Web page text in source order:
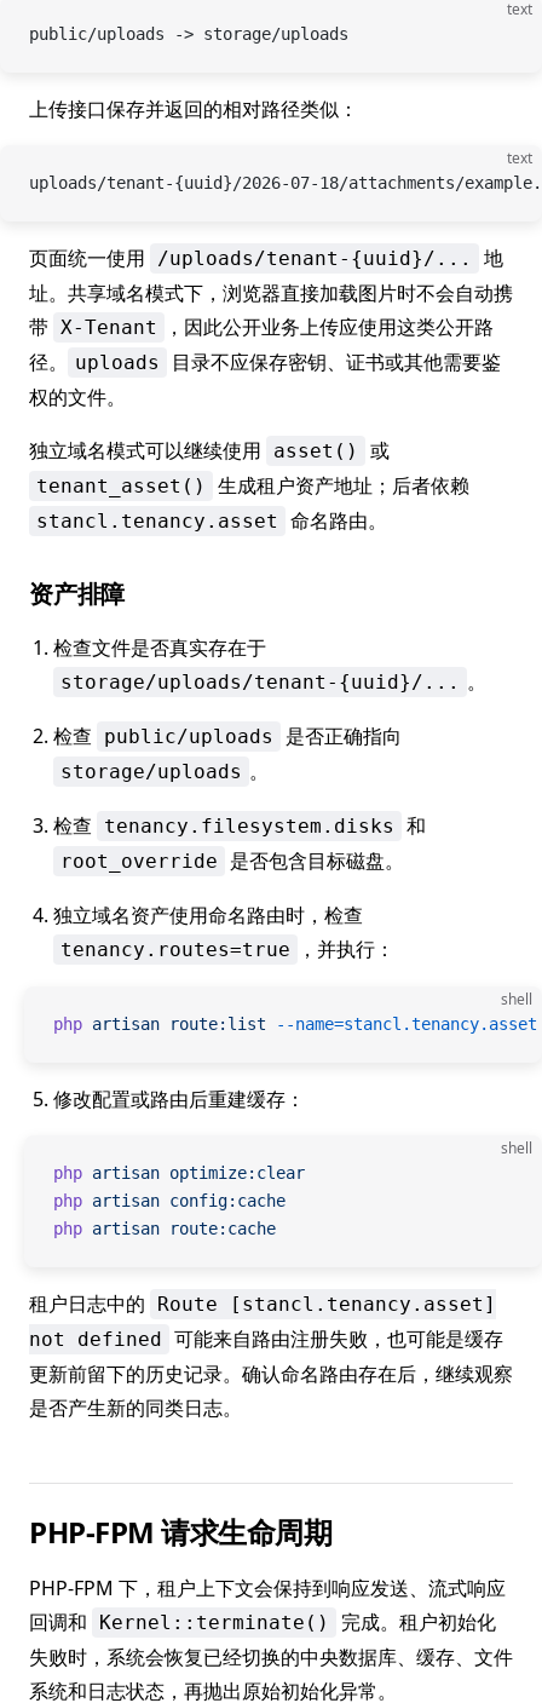
text
public/uploads -> storage/uploads
上传接口保存并返回的相对路径类似：
text
uploads/tenant-{uuid}/2026-07-18/attachments/
页面统一使用 /uploads/tenant-{uuid}/...
地
址。共享域名模式下，浏览器直接加载图片时不会自动携
带 X-Tenant
，因此公开业务上传应使用这类公开路
径。
uploads
目录不应保存密钥、证书或其他需要鉴
权的文件。
独立域名模式可以继续使用
asset() 或
tenant_asset() 生成租户资产地址；后者依赖
stancl.tenancy.asset 命名路由。
资产排障
检查文件是否真实存在于
storage/uploads/tenant-{uuid}/... 。
检查 public/uploads 是否正确指向
storage/uploads 。
检查 tenancy.filesystem.disks 和
root_override 是否包含目标磁盘。
独立域名资产使用命名路由时，检查
tenancy.routes=true ，并执行：
shell
php artisan route:list --name=stancl.tenancy.asset
修改配置或路由后重建缓存：
shell
php artisan optimize:clear
php artisan config:cache
php artisan route:cache
租户日志中的
Route [stancl.tenancy.asset]
not defined 可能来自路由注册失败，也可能是缓存
更新前留下的历史记录。确认命名路由存在后，继续观察
是否产生新的同类日志。
PHP-FPM 请求生命周期
PHP-FPM 下，租户上下文会保持到响应发送、流式响应
回调和
Kernel::terminate()
完成。租户初始化
失败时，系统会恢复已经切换的中央数据库、缓存、文件
系统和日志状态，再抛出原始初始化异常。